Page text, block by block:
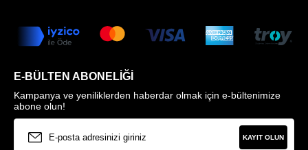
E-BÜLTEN ABONELIĞI
Kampanya ve yeniliklerden haberdar olmak için e-bültenimize
abone olun!
KAYIT OLUN